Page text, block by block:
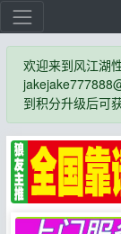
欢迎来到风江湖
到积分升级后可